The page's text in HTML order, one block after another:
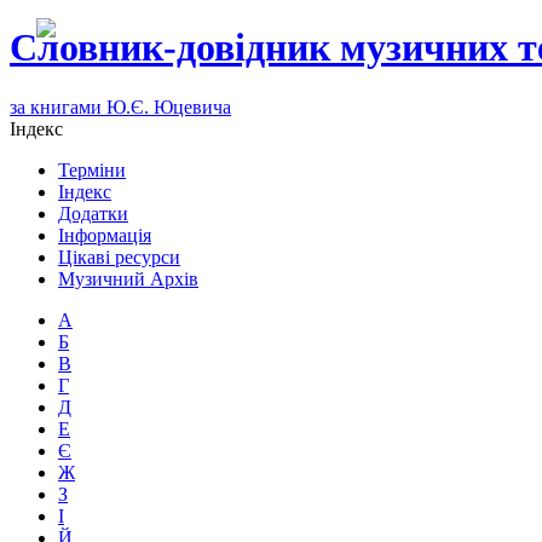
Словник-довідник музичних
за книгами Ю.Є. Юцевича
Індекс
Терміни
Індекс
Додатки
Інформація
Цікаві ресурси
Музичний Архів
А
Б
В
Г
Д
Е
Є
Ж
З
І
Й